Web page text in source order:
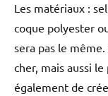
Les matériaux :
coque polyester
sera pas le
cher, mais aussi
également de